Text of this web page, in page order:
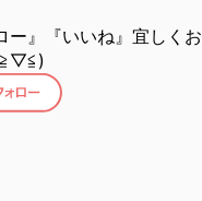
ー』『いいね』宜しくお